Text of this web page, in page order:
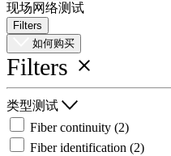
持
服
务
如
何
购
买
现场网络测试
Filters
如何购买
Filters
类型测试
Fiber continuity (2)
Fiber identification (2)